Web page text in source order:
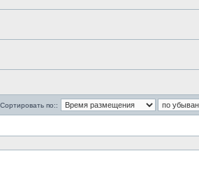
Сортировать по::